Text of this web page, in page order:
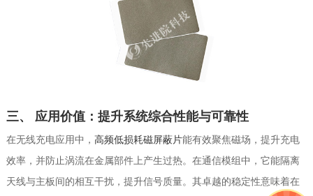
三、 应用价值：提升系统综合性能与可靠性
在无线充电应用中， 高频低损耗磁屏蔽片能有效聚焦磁场，提升充电
效率，并防止涡流在金属部件上产生过热。在通信模组中，它能隔离
天线与主板间的相互干扰，提升信号质量。其卓越的稳定性意味着在